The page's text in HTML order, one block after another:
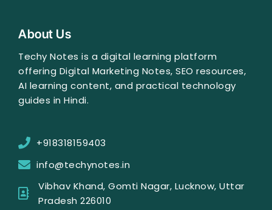
f
About Us
Techy Notes is a digital learning platform
offering Digital Marketing Notes, SEO resources,
AI learning content, and practical technology
guides in Hindi.
+918318159403
info@techynotes.in
Vibhav Khand, Gomti Nagar, Lucknow, Uttar
Pradesh 226010